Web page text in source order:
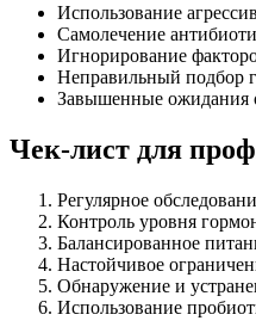
Использование
Самолечение
Игнорирование
Неправильный подбор
Завышенные ожидания
Чек-лист для
Регулярное
Контроль уровня
Балансированное
Настойчивое
Обнаружение и
Использование